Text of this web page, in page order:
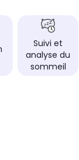
Suivi et
analyse du
sommeil